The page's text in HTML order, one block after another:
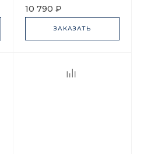
10 790 ₽
ЗАКАЗАТЬ